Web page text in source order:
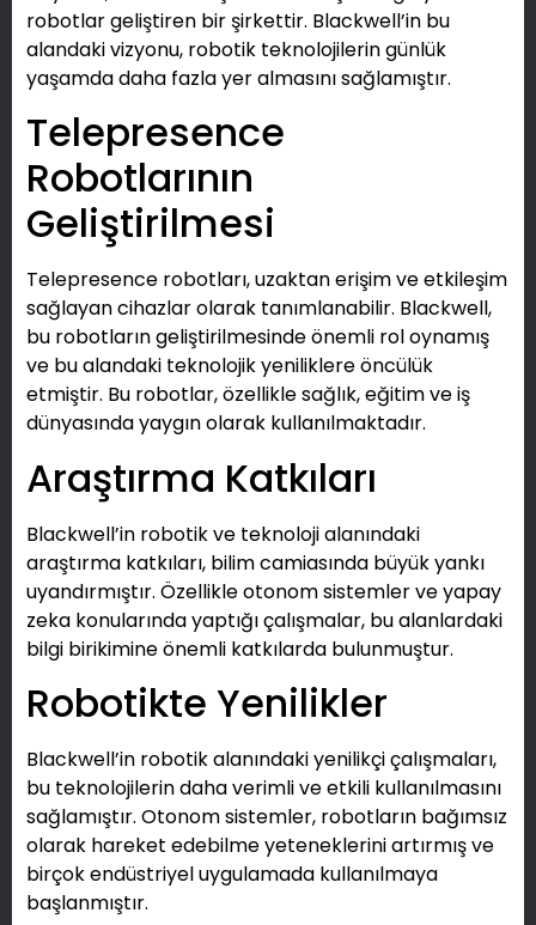
robotlar geliştiren bir şirkettir. Blackwell’in bu
alandaki vizyonu, robotik teknolojilerin günlük
yaşamda daha fazla yer almasını sağlamıştır.
Telepresence
Robotlarının
Geliştirilmesi
Telepresence robotları, uzaktan erişim ve etkileşim
sağlayan cihazlar olarak tanımlanabilir. Blackwell,
bu robotların geliştirilmesinde önemli rol oynamış
ve bu alandaki teknolojik yeniliklere öncülük
etmiştir. Bu robotlar, özellikle sağlık, eğitim ve iş
dünyasında yaygın olarak kullanılmaktadır.
Araştırma Katkıları
Blackwell’in robotik ve teknoloji alanındaki
araştırma katkıları, bilim camiasında büyük yankı
uyandırmıştır. Özellikle otonom sistemler ve yapay
zeka konularında yaptığı çalışmalar, bu alanlardaki
bilgi birikimine önemli katkılarda bulunmuştur.
Robotikte Yenilikler
Blackwell’in robotik alanındaki yenilikçi çalışmaları,
bu teknolojilerin daha verimli ve etkili kullanılmasını
sağlamıştır. Otonom sistemler, robotların bağımsız
olarak hareket edebilme yeteneklerini artırmış ve
birçok endüstriyel uygulamada kullanılmaya
başlanmıştır.